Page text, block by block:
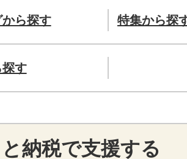
ら探す 特集から探
す
納税で支援する